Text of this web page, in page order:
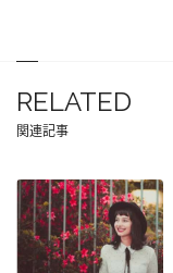
RELATED
関連記事